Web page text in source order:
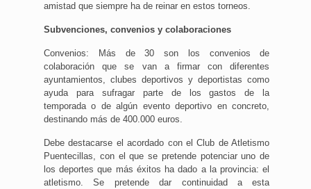
amistad que siempre ha de reinar en estos torneos.
Subvenciones, convenios y colaboraciones
Convenios: Más de 30 son los convenios de
colaboración que se van a firmar con diferentes
ayuntamientos, clubes deportivos y deportistas como
ayuda para sufragar parte de los gastos de la
temporada o de algún evento deportivo en concreto,
destinando más de 400.000 euros.
Debe destacarse el acordado con el Club de Atletismo
Puentecillas, con el que se pretende potenciar uno de
los deportes que más éxitos ha dado a la provincia: el
atletismo. Se pretende dar continuidad a esta